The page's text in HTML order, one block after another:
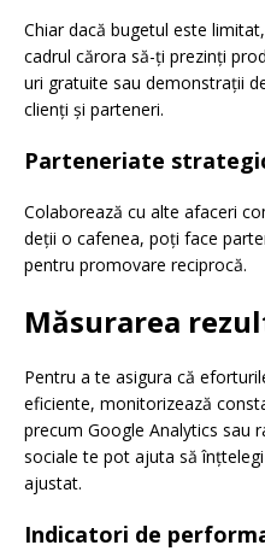
Chiar dacă bugetul este
cadrul cărora să-ți prezinți
uri gratuite sau demonstrații
clienți și parteneri.
Parteneriate
Colaborează cu alte afaceri
deții o cafenea, poți face
pentru promovare reciprocă.
Măsurarea
Pentru a te asigura că
eficiente, monitorizează
precum Google Analytics sau
sociale te pot ajuta să
ajustat.
Indicatori de